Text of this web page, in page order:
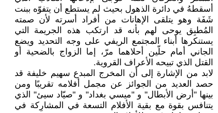
أسقطهُ في دائرة الذهول بحيث لم يستطع أن يتفوّه ببنت
شَفَة وهو يتلقى الإهانات من أفراد أسرته لأن صمته
المُطبِق يوحى لهم بأنه قد ارتكب هذه الجريمة التي
يستنكرها أبناء المجتمع الريفي على وجه التحديد ويضع
الجاني أمام حلّين أحلاهما مرّ، إما الزواج بالضحية أو
القتل الذي تبيحه الأعراف القروية.
لابد من الإشارة إلى أن المخرج المبدع سهيم خليفة قد
حصد العديد من الجوائز عن مجمل أفلامه تقريبًا ومن
بينها "أرض الأبطال" و "ميسي بغداد" و "صيّاد سيئ" الذي
يتنافس بقوة مع بقية الأفلام التسعة في المشارِكة في